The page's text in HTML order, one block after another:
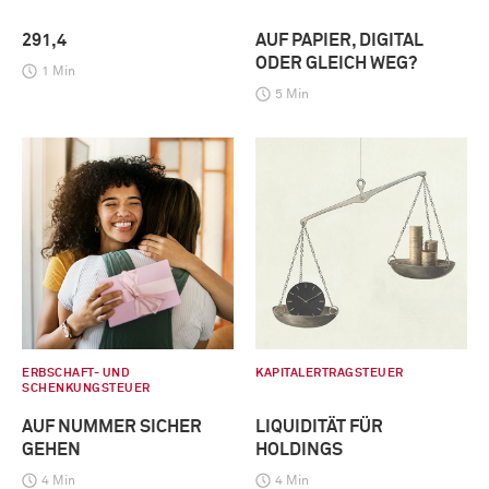
291,4
1 Min
AUF PAPIER, DIGITAL
ODER GLEICH WEG?
5 Min
ERBSCHAFT- UND
SCHENKUNGSTEUER
AUF NUMMER SICHER
GEHEN
4 Min
KAPITALERTRAGSTEUER
LIQUIDITÄT FÜR
HOLDINGS
4 Min